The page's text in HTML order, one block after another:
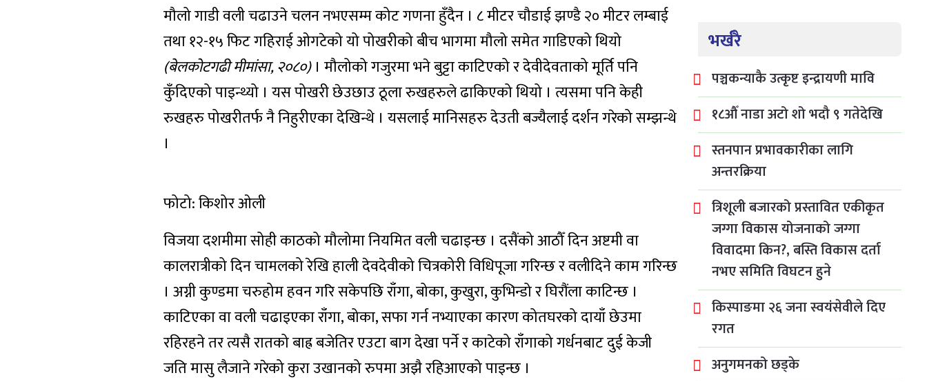
मौलो गाडी वली चढाउने चलन नभएसम्म कोट गणना हुँदैन । ८ मीटर चौडाई झण्डै २० मीटर लम्बाई
तथा १२-१५ फिट गहिराई ओगटेको यो पोखरीको बीच भागमा मौलो समेत गाडिएको थियो
(बेलकोटगढी मीमांसा, २०८०)। मौलोको गजुरमा भने बुट्टा काटिएको र देवीदेवताको मूर्ति पनि
कुँदिएको पाइन्थ्यो । यस पोखरी छेउछाउ ठूला रुखहरुले ढाकिएको थियो । त्यसमा पनि केही
रुखहरु पोखरीतर्फ नै निहुरीएका देखिन्थे । यसलाई मानिसहरु देउती बज्यैलाई दर्शन गरेको सम्झन्थे
।
फोटो: किशोर ओली
विजया दशमीमा सोही काठको मौलोमा नियमित वली चढाइन्छ । दसैंको आठौँ दिन अष्टमी वा
कालरात्रीको दिन चामलको रेखि हाली देवदेवीको चित्रकोरी विधिपूजा गरिन्छ र वलीदिने काम गरिन्छ
। अग्नी कुण्डमा चरुहोम हवन गरि सकेपछि राँगा, बोका, कुखुरा, कुभिन्डो र घिरौंला काटिन्छ ।
काटिएका वा वली चढाइएका राँगा, बोका, सफा गर्न नभ्याएका कारण कोतघरको दायाँ छेउमा
रहिरहने तर त्यसै रातको बाह्र बजेतिर एउटा बाग देखा पर्ने र काटेको राँगाको गर्धनबाट दुई केजी
जति मासु लैजाने गरेको कुरा उखानको रुपमा अझै रहिआएको पाइन्छ ।
भर्खरै
पञ्चकन्याकै उत्कृष्ट इन्द्रायणी मावि
१८औँ नाडा अटो शो भदौ ९ गतेदेखि
स्तनपान प्रभावकारीका लागि
अन्तरक्रिया
त्रिशूली बजारको प्रस्तावित एकीकृत
जग्गा विकास योजनाको जग्गा
विवादमा किन?, बस्ति विकास दर्ता
नभए समिति विघटन हुने
किस्पाङमा २६ जना स्वयंसेवीले दिए
रगत
अनुगमनको छड्के